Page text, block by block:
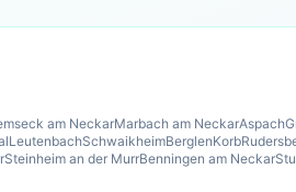
am NeckarMarbach am NeckarAspach
LeutenbachSchwaikheimBerglenKorb
Steinheim an der MurrBenningen am Neckar